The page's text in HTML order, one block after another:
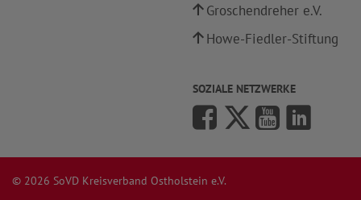
Groschendreher e.V.
Howe-Fiedler-Stiftung
SOZIALE NETZWERKE
© 2026 SoVD Kreisverband Ostholstein e.V.